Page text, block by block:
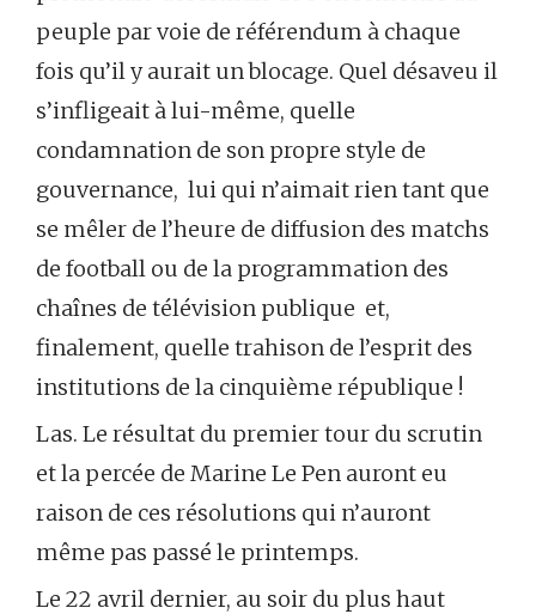
peuple par voie de référendum à chaque
fois qu’il y aurait un blocage. Quel désaveu il
s’infligeait à lui-même, quelle
condamnation de son propre style de
gouvernance, lui qui n’aimait rien tant que
se mêler de l’heure de diffusion des matchs
de football ou de la programmation des
chaînes de télévision publique et,
finalement, quelle trahison de l’esprit des
institutions de la cinquième république !
Las. Le résultat du premier tour du scrutin
et la percée de Marine Le Pen auront eu
raison de ces résolutions qui n’auront
même pas passé le printemps.
Le 22 avril dernier, au soir du plus haut